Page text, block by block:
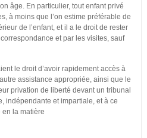
âge. En particulier, tout enfant privé
à moins que l’on estime préférable de
de l’enfant, et il a le droit de rester
et par les visites, sauf
le droit d’avoir rapidement accès à
assistance appropriée, ainsi que le
privation de liberté devant un tribunal
indépendante et impartiale, et à ce
en la matière